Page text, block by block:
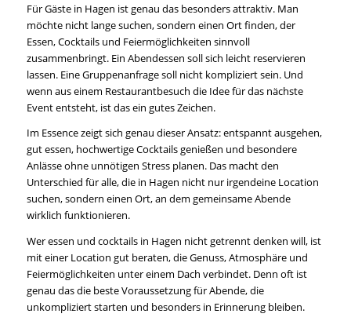
Für Gäste in Hagen ist genau das besonders attraktiv. Man
möchte nicht lange suchen, sondern einen Ort finden, der
Essen, Cocktails und Feiermöglichkeiten sinnvoll
zusammenbringt. Ein Abendessen soll sich leicht reservieren
lassen. Eine Gruppenanfrage soll nicht kompliziert sein. Und
wenn aus einem Restaurantbesuch die Idee für das nächste
Event entsteht, ist das ein gutes Zeichen.
Im Essence zeigt sich genau dieser Ansatz: entspannt ausgehen,
gut essen, hochwertige Cocktails genießen und besondere
Anlässe ohne unnötigen Stress planen. Das macht den
Unterschied für alle, die in Hagen nicht nur irgendeine Location
suchen, sondern einen Ort, an dem gemeinsame Abende
wirklich funktionieren.
Wer essen und cocktails in Hagen nicht getrennt denken will, ist
mit einer Location gut beraten, die Genuss, Atmosphäre und
Feiermöglichkeiten unter einem Dach verbindet. Denn oft ist
genau das die beste Voraussetzung für Abende, die
unkompliziert starten und besonders in Erinnerung bleiben.